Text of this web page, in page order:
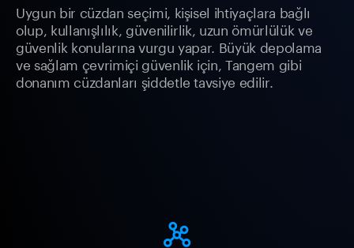
Uygun bir cüzdan seçimi, kişisel ihtiyaçlara bağlı
olup, kullanışlılık, güvenilirlik, uzun ömürlülük ve
güvenlik konularına vurgu yapar. Büyük depolama
ve sağlam çevrimiçi güvenlik için, Tangem gibi
donanım cüzdanları şiddetle tavsiye edilir.